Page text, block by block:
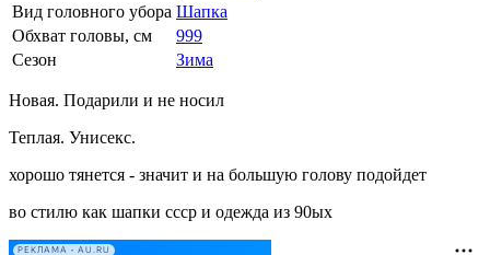
Вид головного убора Шапка
Обхват головы, см
999
Сезон
Зима
Новая. Подарили и не носил
Теплая. Унисекс.
хорошо тянется - значит и на большую голову подойдет
во стилю как шапки ссср и одежда из 90ых
РЕКЛАМА • AU.RU